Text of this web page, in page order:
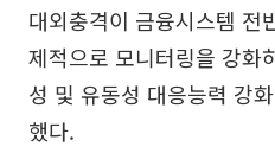
대외충격이 금융시스템 전
제적으로 모니터링을 강화
성 및 유동성 대응능력 강
했다.